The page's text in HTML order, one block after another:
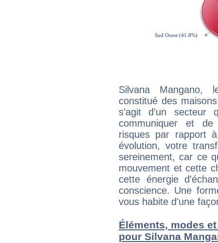
Silvana Mangano,
constitué des
s'agit d'un secteur
communiquer et
risques par rapport
évolution, votre
sereinement, car ce
mouvement et cette
cette énergie
conscience. Une
vous habite d'une
Éléments, modes
pour Silvana